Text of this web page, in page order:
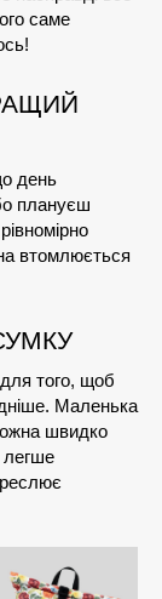
саме
день
плануєш
втомлюється
того, щоб
Маленька
швидко
легше